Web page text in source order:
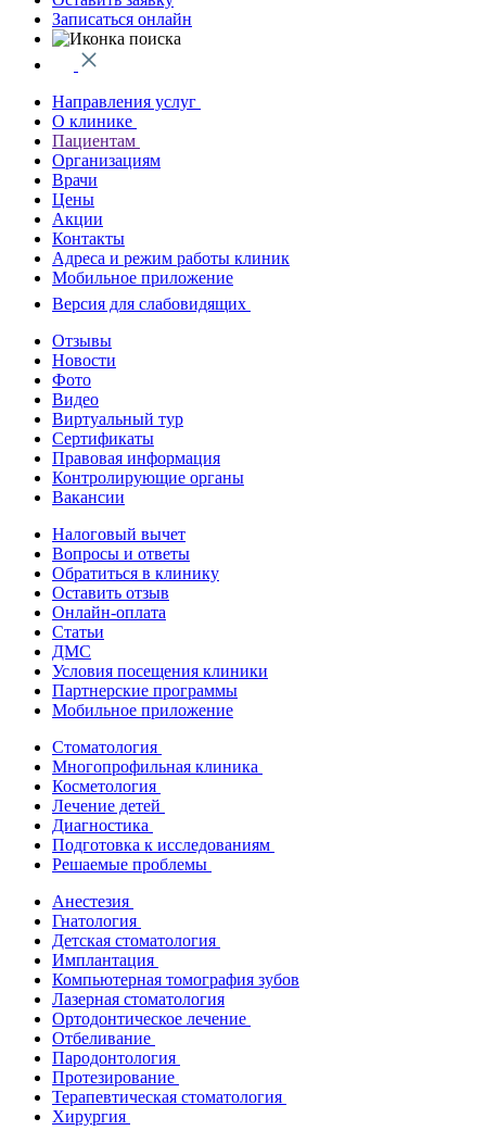
Записаться онлайн
Направления услуг
О клинике
Пациентам
Организациям
Врачи
Цены
Акции
Контакты
Адреса и режим работы клиник
Мобильное приложение
Версия для слабовидящих
Отзывы
Новости
Фото
Видео
Виртуальный тур
Сертификаты
Правовая информация
Контролирующие органы
Вакансии
Налоговый вычет
Вопросы и ответы
Обратиться в клинику
Оставить отзыв
Онлайн-оплата
Статьи
ДМС
Условия посещения клиники
Партнерские программы
Мобильное приложение
Стоматология
Многопрофильная клиника
Косметология
Лечение детей
Диагностика
Подготовка к исследованиям
Решаемые проблемы
Анестезия
Гнатология
Детская стоматология
Имплантация
Компьютерная томография зубов
Лазерная стоматология
Ортодонтическое лечение
Отбеливание
Пародонтология
Протезирование
Терапевтическая стоматология
Хирургия